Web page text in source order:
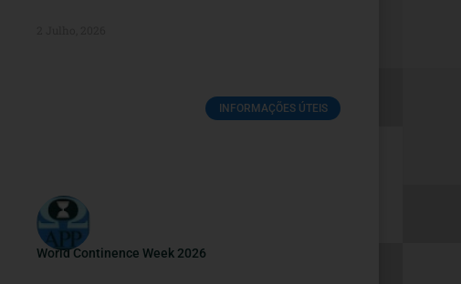
INFORMAÇÕES ÚTEIS
World Continence Week 2026